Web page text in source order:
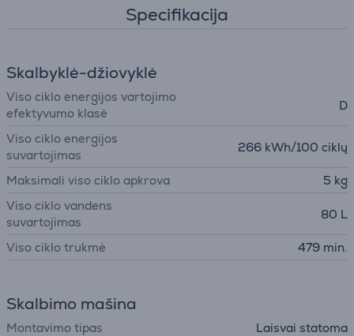
Specifikacija
Skalbyklė-džiovyklė
Viso ciklo energijos vartojimo
efektyvumo klasė
D
Viso ciklo energijos
suvartojimas
266 kWh/100 ciklų
Maksimali viso ciklo apkrova
5 kg
Viso ciklo vandens
suvartojimas
80 L
Viso ciklo trukmė 479 min.
Skalbimo mašina
Montavimo tipas
Laisvai statoma